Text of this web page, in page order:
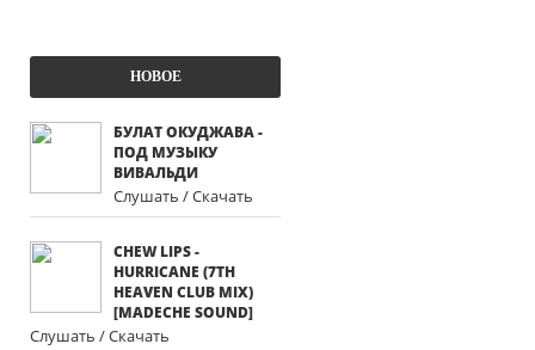
НОВОЕ
БУЛАТ ОКУДЖАВА -
ПОД МУЗЫКУ
ВИВАЛЬДИ
Слушать / Скачать
CHEW LIPS -
HURRICANE (7TH
HEAVEN CLUB MIX)
[MADECHE SOUND]
Слушать / Скачать